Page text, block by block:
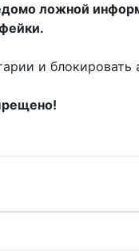
ложной
и блокировать